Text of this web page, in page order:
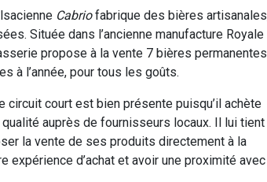
Cabriofabrique des bières
Située dans l’ancienne manufacture Royale
propose à la vente 7 bières permanentes
à l’année, pour tous les goûts.
circuit court est bien présente puisqu’il achète
auprès de fournisseurs locaux. Il lui tient
la vente de ses produits directement à la
expérience d’achat et avoir une proximité avec